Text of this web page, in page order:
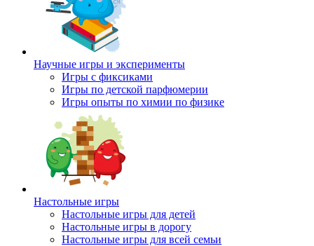
Научные игры и эксперименты
Игры с фиксиками
Игры по детской парфюмерии
Игры опыты по химии по физике
Настольные игры
Настольные игры для детей
Настольные игры в дорогу
Настольные игры для всей семьи